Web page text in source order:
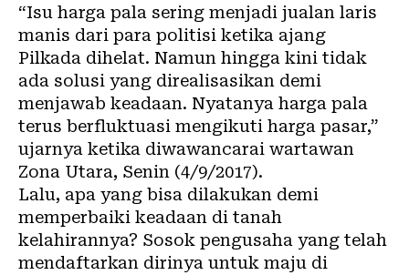
“Isu harga pala sering menjadi jualan laris
manis dari para politisi ketika ajang
Pilkada dihelat. Namun hingga kini tidak
ada solusi yang direalisasikan demi
menjawab keadaan. Nyatanya harga pala
terus berfluktuasi mengikuti harga pasar,”
ujarnya ketika diwawancarai wartawan
Zona Utara, Senin (4/9/2017).
Lalu, apa yang bisa dilakukan demi
memperbaiki keadaan di tanah
kelahirannya? Sosok pengusaha yang telah
mendaftarkan dirinya untuk maju di